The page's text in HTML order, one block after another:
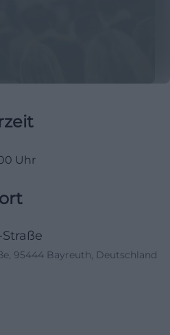
Uhr
95444 Bayreuth, Deutschland